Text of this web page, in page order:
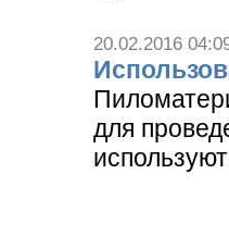
20.02.2016
для